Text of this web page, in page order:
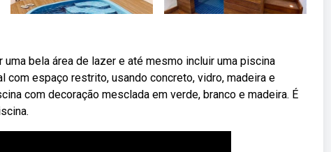
bela área de lazer e até mesmo incluir uma piscina
com espaço restrito, usando concreto, vidro, madeira e
com decoração mesclada em verde, branco e madeira. É